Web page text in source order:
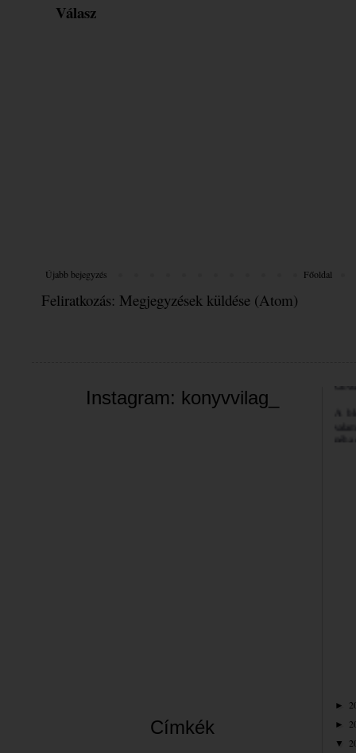
Válasz
Újabb bejegyzés Főoldal
Feliratkozás: Megjegyzések küldése (Atom)
Instagram: konyvvilag_
Címkék
►
►
▼